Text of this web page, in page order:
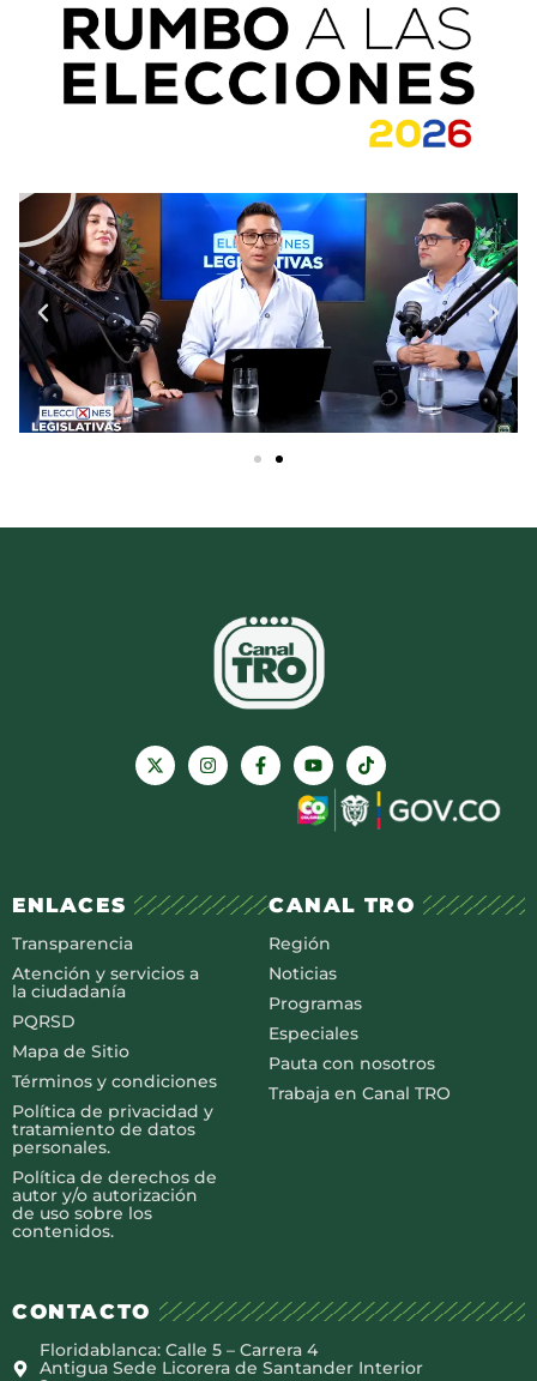
ENLACES
Transparencia
Atención y servicios a
la ciudadanía
PQRSD
Mapa de Sitio
Términos y condiciones
Política de privacidad y
tratamiento de datos
personales.
Política de derechos de
autor y/o autorización
de uso sobre los
contenidos.
CANAL TRO
Región
Noticias
Programas
Especiales
Pauta con nosotros
Trabaja en Canal TRO
CONTACTO
Floridablanca: Calle 5 – Carrera 4
Antigua Sede Licorera de Santander Interior